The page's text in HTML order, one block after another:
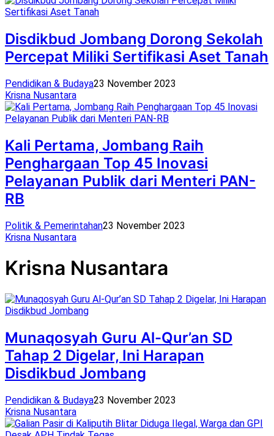
Disdikbud Jombang Dorong Sekolah
Percepat Miliki Sertifikasi Aset Tanah
Pendidikan & Budaya23 November 2023
Krisna Nusantara
Kali Pertama, Jombang Raih
Penghargaan Top 45 Inovasi
Pelayanan Publik dari Menteri PAN-
RB
Politik & Pemerintahan23 November 2023
Krisna Nusantara
Krisna Nusantara
Munaqosyah Guru Al-Qur’an SD
Tahap 2 Digelar, Ini Harapan
Disdikbud Jombang
Pendidikan & Budaya23 November 2023
Krisna Nusantara